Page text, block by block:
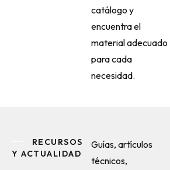
catálogo y
encuentra el
material adecuado
para cada
necesidad.
RECURSOS
Y ACTUALIDAD
Guías, artículos
técnicos,